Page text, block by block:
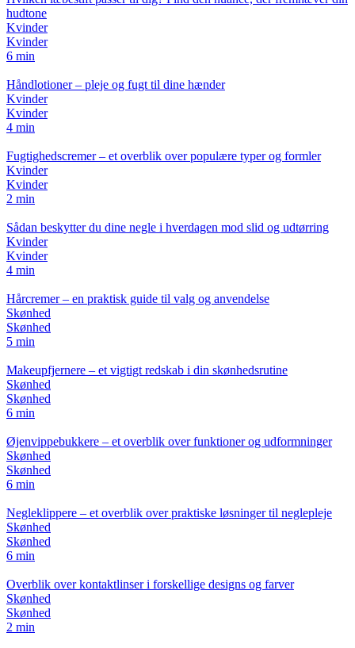
hudtone
Kvinder
Kvinder
6 min
Håndlotioner – pleje og fugt til dine hænder
Kvinder
Kvinder
4 min
Fugtighedscremer – et overblik over populære typer og formler
Kvinder
Kvinder
2 min
Sådan beskytter du dine negle i hverdagen mod slid og udtørring
Kvinder
Kvinder
4 min
Hårcremer – en praktisk guide til valg og anvendelse
Skønhed
Skønhed
5 min
Makeupfjernere – et vigtigt redskab i din skønhedsrutine
Skønhed
Skønhed
6 min
Øjenvippebukkere – et overblik over funktioner og udformninger
Skønhed
Skønhed
6 min
Negleklippere – et overblik over praktiske løsninger til neglepleje
Skønhed
Skønhed
6 min
Overblik over kontaktlinser i forskellige designs og farver
Skønhed
Skønhed
2 min